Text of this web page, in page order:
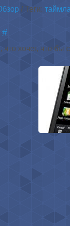
/ Теги:
#
что хочет, что